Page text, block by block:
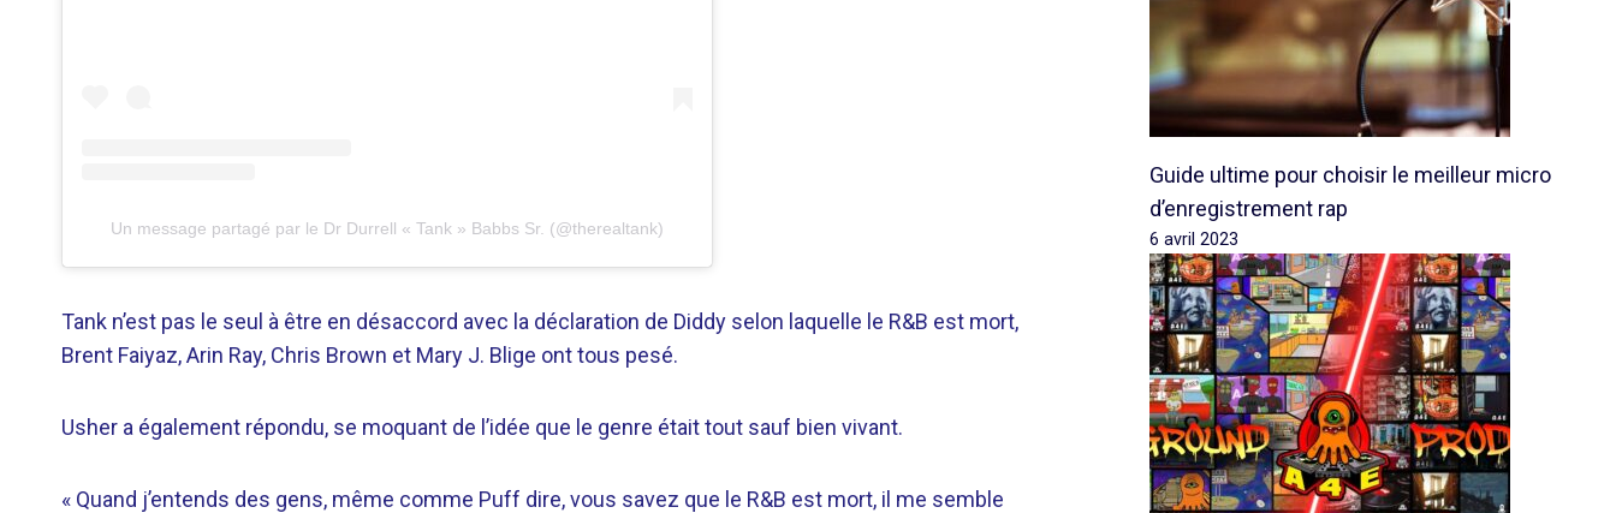
Un message partagé par le Dr Durrell « Tank » Babbs Sr. (@therealtank)
Tank n’est pas le seul à être en désaccord avec la déclaration de Diddy selon laquelle le R&B est mort,
Brent Faiyaz, Arin Ray, Chris Brown et Mary J. Blige ont tous pesé.
Usher a également répondu, se moquant de l’idée que le genre était tout sauf bien vivant.
« Quand j’entends des gens, même comme Puff dire, vous savez que le R&B est mort, il me semble
Guide ultime pour choisir le meilleur micro
d’enregistrement rap
6 avril 2023